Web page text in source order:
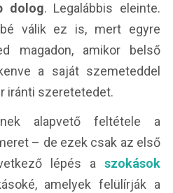
dolog. Legalábbis eleinte.
válik ez is, mert egyre
magadon, amikor belső
a saját szemeteddel
iránti szeretetedet.
alapvető feltétele a
– de ezek csak az első
lépés a szokások
amelyek felülírják a